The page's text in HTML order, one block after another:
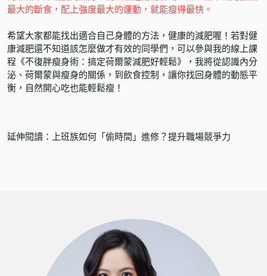
最大的斷食，配上強度最大的運動，就能瘦得最快。
希望大家都能找出適合自己身體的方法，健康的減肥喔！若對健
康減肥還不知道該怎麼做才有效的同學們，可以參與我的線上課
程 《不復胖瘦身術：搞定荷爾蒙減肥好輕鬆》
，我將從認識內分
泌、荷爾蒙與瘦身的關係，到飲食控制，讓你找回身體的動態平
衡，自然開心吃也能輕鬆瘦！
延伸閱讀： 上班族如何「偷時間」進修？提升職場競爭力